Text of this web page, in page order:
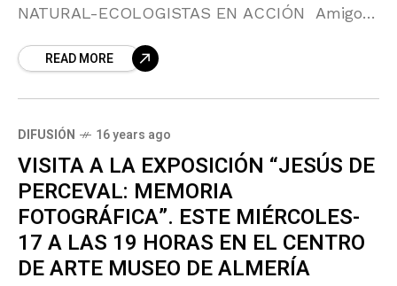
NATURAL-ECOLOGISTAS EN ACCIÓN Amigos
BANDERAS NEGRAS, con la que este año
READ MORE
DIFUSIÓN 16 years ago
VISITA A LA EXPOSICIÓN “JESÚS DE
PERCEVAL: MEMORIA
FOTOGRÁFICA”. ESTE MIÉRCOLES-
17 A LAS 19 HORAS EN EL CENTRO
DE ARTE MUSEO DE ALMERÍA